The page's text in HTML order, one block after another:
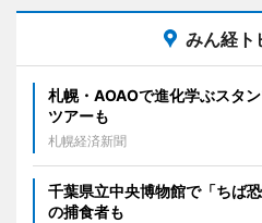
みん経ト
札幌・AOAOで進化学ぶスタ
ツアーも
札幌経済新聞
千葉県立中央博物館で「ちば
の捕食者も